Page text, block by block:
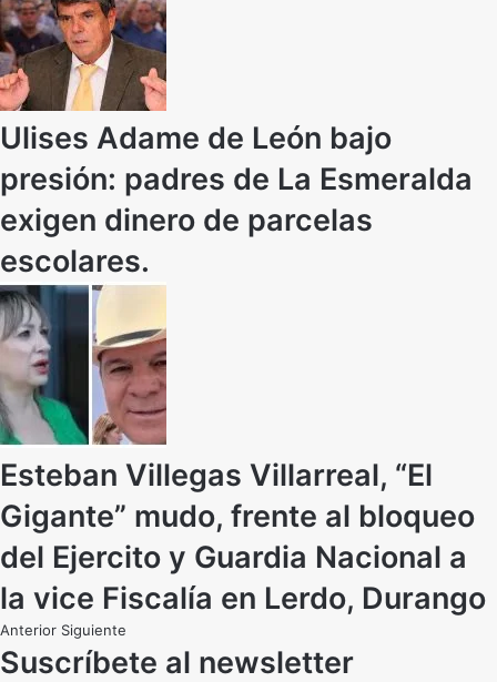
Ulises Adame de León bajo
presión: padres de La Esmeralda
exigen dinero de parcelas
escolares.
Esteban Villegas Villarreal, “El
Gigante” mudo, frente al bloqueo
del Ejercito y Guardia Nacional a
la vice Fiscalía en Lerdo, Durango
Anterior Siguiente
Suscríbete al newsletter